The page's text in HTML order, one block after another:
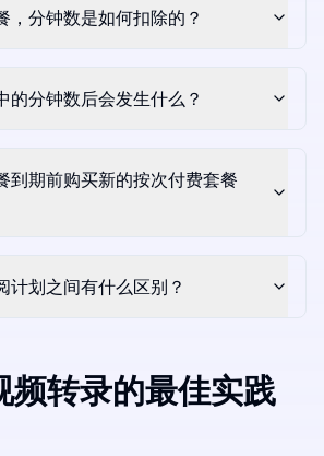
，分钟数是如何扣除的？
的分钟数后会发生什么？
到期前购买新的按次付费套餐
计划之间有什么区别？
频转录的最佳实践